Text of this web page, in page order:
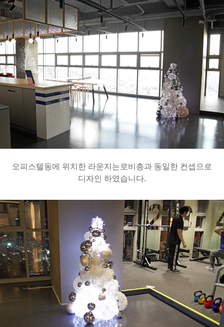
오피스텔동에 위치한 라운지는로비층과 동일한 컨셉으로
디자인 하였습니다.